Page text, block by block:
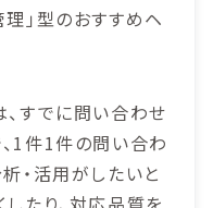
」型のおすすめヘ
、すでに問い合わせ
1件1件の問い合わ
・活用がしたいと